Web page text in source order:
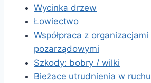
Wycinka drzew
Łowiectwo
Współpraca z organizacjami
pozarządowymi
Szkody: bobry / wilki
Bieżace utrudnienia w ruchu